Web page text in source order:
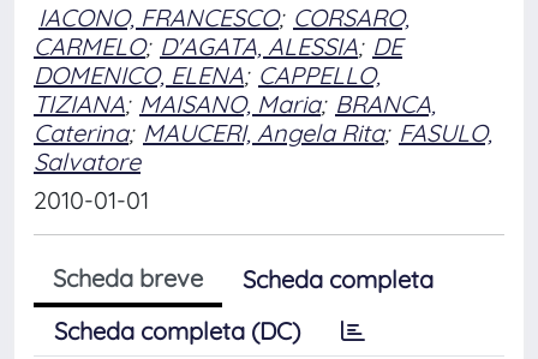
IACONO, FRANCESCO; CORSARO,
CARMELO; D'AGATA, ALESSIA; DE
DOMENICO, ELENA; CAPPELLO,
TIZIANA; MAISANO, Maria; BRANCA,
Caterina; MAUCERI, Angela Rita; FASULO,
Salvatore
2010-01-01
Scheda breve
Scheda completa
Scheda completa (DC)